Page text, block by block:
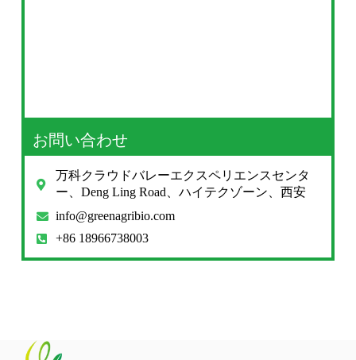
お問い合わせ
万科クラウドバレーエクスペリエンスセンタ
ー、Deng Ling Road、ハイテクゾーン、西安
info@greenagribio.com
+86 18966738003